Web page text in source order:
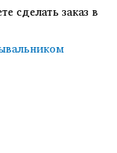
сделать заказ в